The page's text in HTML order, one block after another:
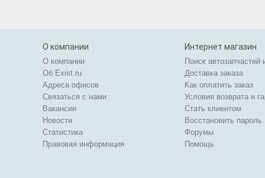
О компании
О компании
Об Exist.ru
Адреса офисов
Связаться с нами
Вакансии
Новости
Статистика
Правовая информация
Интернет магазин
Поиск автозапчастей
Доставка заказа
Как оплатить заказ
Условия возврата и
Стать клиентом
Восстановить пароль
Форумы
Помощь